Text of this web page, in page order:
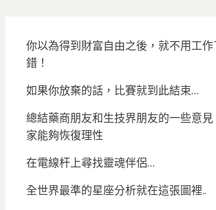
你以為得到財富自由之後，就不用工作
錯！
如果你放棄的話，比賽就到此結束…
總結藥商朋友和生技界朋友的一些意
家能夠恢復理性
在電線杆上尋找靈魂伴侶…
全世界最準的星座分析就在這張圖裡..